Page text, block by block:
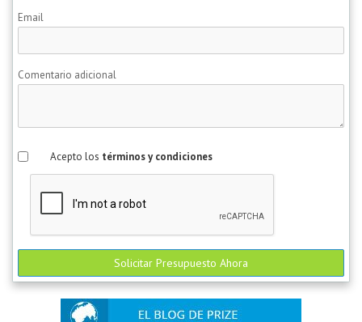
Email
Comentario adicional
Acepto los términos y condiciones
Solicitar Presupuesto Ahora